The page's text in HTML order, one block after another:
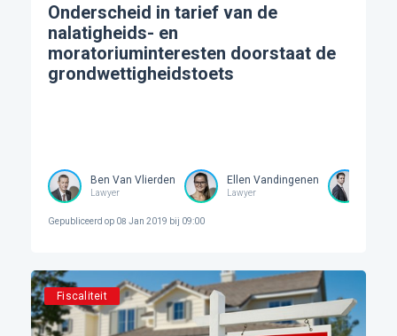
Onderscheid in tarief van de
nalatigheids- en
moratoriuminteresten doorstaat de
grondwettigheidstoets
Ben Van Vlierden
Lawyer
Ellen Vandingenen
Lawyer
Gepubliceerd op08 Jan 2019 bij 09:00
Fiscaliteit